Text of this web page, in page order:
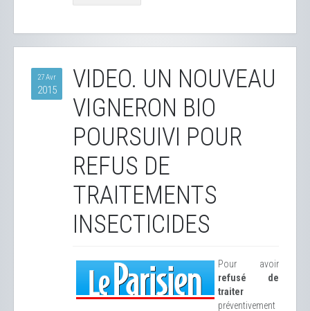
27 Avr
2015
VIDEO. UN NOUVEAU
VIGNERON BIO
POURSUIVI POUR
REFUS DE
TRAITEMENTS
INSECTICIDES
Pour avoir
refusé de
traiter
préventivement